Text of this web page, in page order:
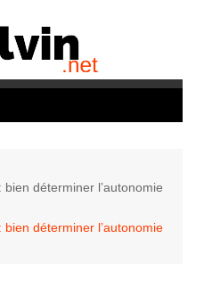
déterminer l’autonomie
déterminer l’autonomie